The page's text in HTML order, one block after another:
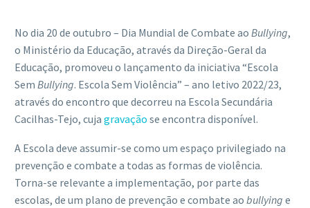
No dia 20 de outubro – Dia Mundial de Combate ao Bullying,
o Ministério da Educação, através da Direção-Geral da
Educação, promoveu o lançamento da iniciativa “Escola
Sem Bullying. Escola Sem Violência” – ano letivo 2022/23,
através do encontro que decorreu na Escola Secundária
Cacilhas-Tejo, cuja gravação se encontra disponível.
A Escola deve assumir-se como um espaço privilegiado na
prevenção e combate a todas as formas de violência.
Torna-se relevante a implementação, por parte das
escolas, de um plano de prevenção e combate ao bullying e